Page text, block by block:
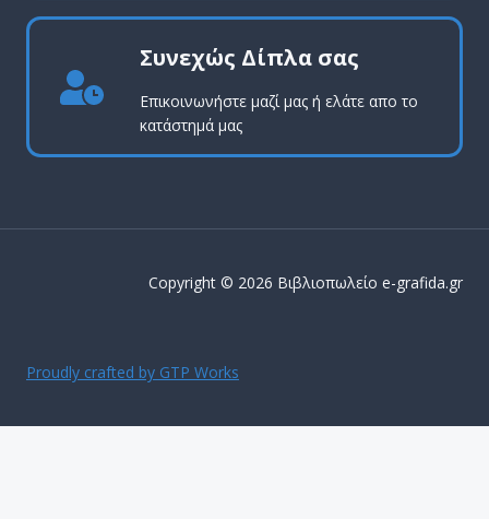
Συνεχώς Δίπλα σας
Επικοινωνήστε μαζί μας ή ελάτε απο το
κατάστημά μας
Copyright © 2026 Βιβλιοπωλείο e-grafida.gr
Proudly crafted by GTP Works